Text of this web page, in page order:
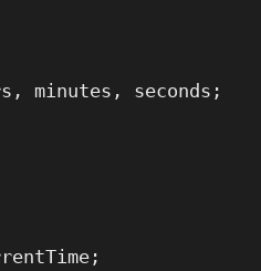
minutes, seconds;